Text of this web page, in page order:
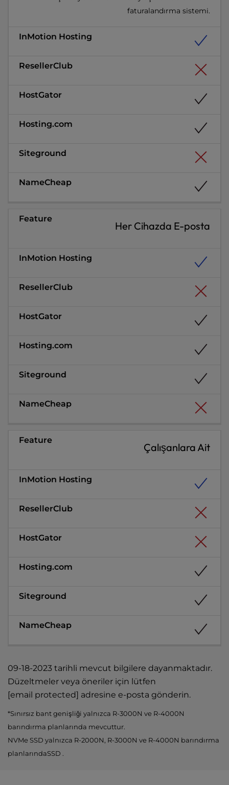
faturalandırma sistemi.
Her Cihazda E-posta
Çalışanlara Ait
09-18-2023 tarihli mevcut bilgilere dayanmaktadır.
Düzeltmeler veya öneriler için lütfen
[email protected] adresine e-posta gönderin.
*Sınırsız bant genişliği yalnızca R-3000N ve R-4000N
barındırma planlarında mevcuttur.
NVMe SSD yalnızca R-2000N, R-3000N ve R-4000N barındırma
planlarındaSSD .